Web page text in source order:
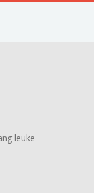
leuke